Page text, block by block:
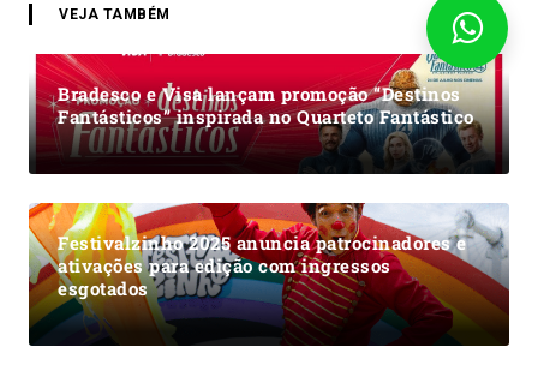
VEJA TAMBÉM
Bradesco e Visa lançam promoção “Destinos
Fantásticos” inspirada no Quarteto Fantástico
Festivalzinho 2025 anuncia patrocinadores e
ativações para edição com ingressos
esgotados